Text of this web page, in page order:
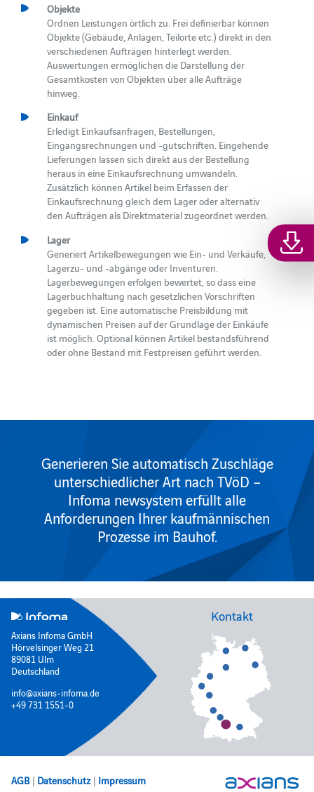
Objekte
Ordnen Leistungen örtlich zu. Frei definierbar können
Objekte (Gebäude, Anlagen, Teilorte etc.) direkt in den
verschiedenen Aufträgen hinterlegt werden.
Auswertungen ermöglichen die Darstellung der
Gesamtkosten von Objekten über alle Aufträge
hinweg.
Einkauf
Erledigt Einkaufsanfragen, Bestellungen,
Eingangsrechnungen und -gutschriften. Eingehende
Lieferungen lassen sich direkt aus der Bestellung
heraus in eine Einkaufsrechnung umwandeln.
Zusätzlich können Artikel beim Erfassen der
Einkaufsrechnung gleich dem Lager oder alternativ
den Aufträgen als Direktmaterial zugeordnet werden.
Lager
Generiert Artikelbewegungen wie Ein- und Verkäufe,
Lagerzu- und -abgänge oder Inventuren.
Lagerbewegungen erfolgen bewertet, so dass eine
Lagerbuchhaltung nach gesetzlichen Vorschriften
gegeben ist. Eine automatische Preisbildung mit
dynamischen Preisen auf der Grundlage der Einkäufe
ist möglich. Optional können Artikel bestandsführend
oder ohne Bestand mit Festpreisen geführt werden.
Generieren Sie automatisch Zuschläge
unterschiedlicher Art nach TVöD –
Infoma newsystem erfüllt alle
Anforderungen Ihrer kaufmännischen
Prozesse im Bauhof.
Axians Infoma GmbH
Hörvelsinger Weg 21
89081 Ulm
Deutschland
info@axians-infoma.de
+49 731 1551-0
Kontakt
AGB | Datenschutz | Impressum